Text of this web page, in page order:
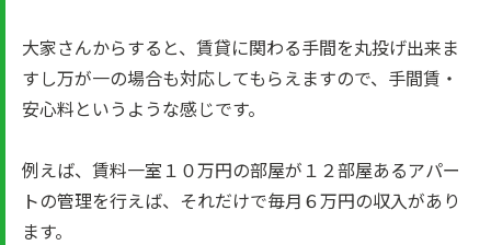
大家さんからすると、賃貸に関わる手間を丸投げ出来ま
すし万が一の場合も対応してもらえますので、手間賃・
安心料というような感じです。
例えば、賃料一室１０万円の部屋が１２部屋あるアパー
トの管理を行えば、それだけで毎月６万円の収入があり
ます。